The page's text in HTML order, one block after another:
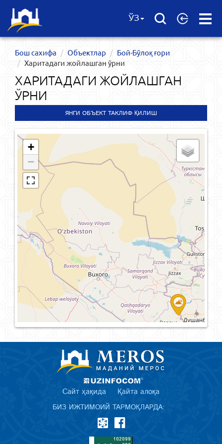
Open
ЎЗ
Бош сахифа Объектлар
Бой-Бўлоқ ғори
Харитадаги жойлашган ўрни
ХАРИТАДАГИ ЖОЙЛАШГАН
ЎРНИ
ЯНГИ ОБЪЕКТ ТАКЛИФ ҚИЛИШ
+
−
Сайт ҳақида Қайта алоқа
БИЗ ИЖТИМОИЙ ТАРМОҚЛАРДА: